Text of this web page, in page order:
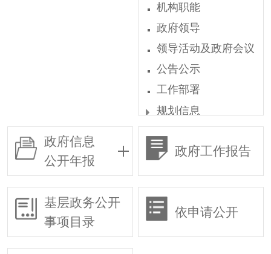
机构职能
政府领导
领导活动及政府会议
公告公示
工作部署
规划信息
统计信息
权责清单
行政许可
行政复议
行政执法
各部门行政执法
政府信息
公开年报
政府工作报告
基层政务公开
事项目录
依申请公开